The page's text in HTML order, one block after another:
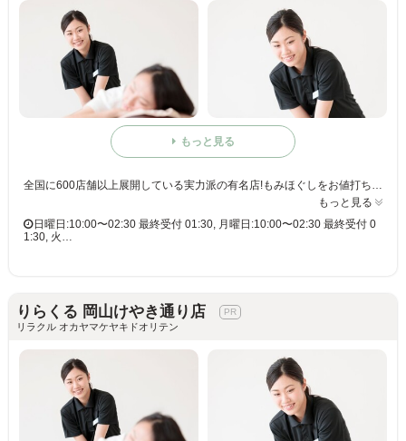
もっと見る
もっと見る
日曜日:10:00〜02:30 最終受付 01:30, 月曜日:10:00〜02:30 最終受付 0
1:30, 火…
りらくる 岡山けやき通り店
リラクル オカヤマケヤキドオリテン